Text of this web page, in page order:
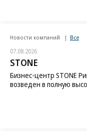
Новости компаний Все
07.08.2026
STONE
Бизнес-центр STONE
возведен в полную